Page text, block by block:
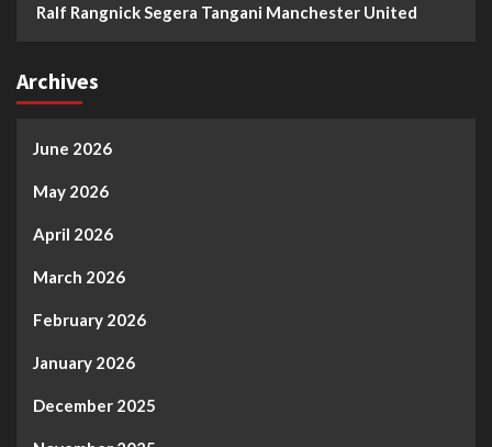
Ralf Rangnick Segera Tangani Manchester United
Archives
June 2026
May 2026
April 2026
March 2026
February 2026
January 2026
December 2025